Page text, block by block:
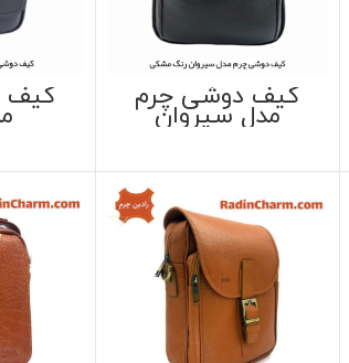
کیف دوشی چرم
مدل سیروان
کیف